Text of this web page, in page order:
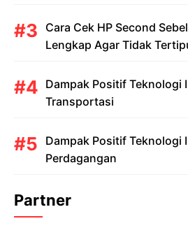
Cara Cek HP Second
Lengkap Agar Tidak
Dampak Positif Teknologi
Transportasi
Dampak Positif Teknologi
Perdagangan
Partner